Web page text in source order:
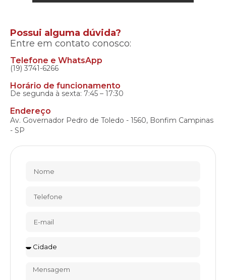
Possui alguma dúvida?
Entre em contato conosco:
Telefone e WhatsApp
(19) 3741-6266
Horário de funcionamento
De segunda à sexta: 7:45 – 17:30
Endereço
Av. Governador Pedro de Toledo - 1560, Bonfim Campinas
- SP